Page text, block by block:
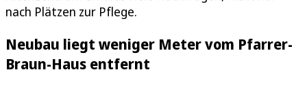
nach Plätzen zur Pflege.
Neubau liegt weniger Meter vom Pfarrer-
Braun-Haus entfernt